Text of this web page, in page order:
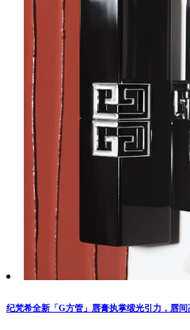
纪梵希全新「G方管」唇膏执掌缎光引力，唇